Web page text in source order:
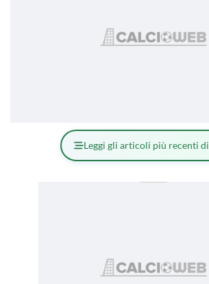
Leggi gli articoli più recenti di